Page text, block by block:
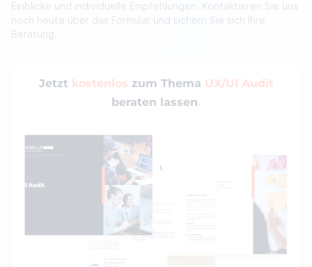
Einblicke und individuelle Empfehlungen. Kontaktieren Sie uns
noch heute über das Formular und sichern Sie sich Ihre
Beratung.
Jetzt kostenlos zum Thema UX/UI Audit
beraten lassen